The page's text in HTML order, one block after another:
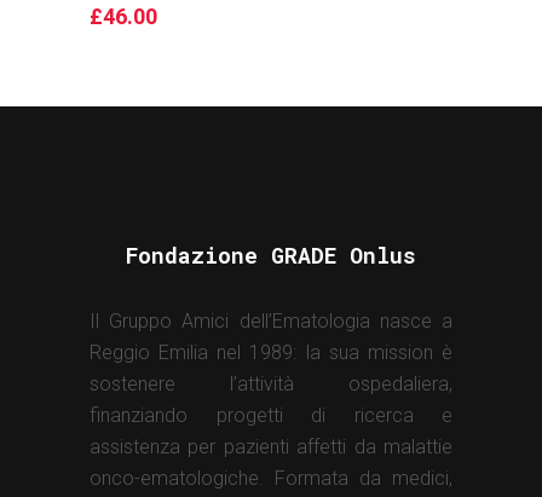
£46.00
Fondazione GRADE Onlus
Il Gruppo Amici dell’Ematologia nasce a
Reggio Emilia nel 1989: la sua mission è
sostenere l’attività ospedaliera,
finanziando progetti di ricerca e
assistenza per pazienti affetti da malattie
onco-ematologiche. Formata da medici,